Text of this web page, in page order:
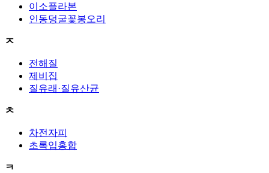
이소플라본
인동덩굴꽃봉오리
ㅈ
전해질
제비집
질유래·질유산균
ㅊ
차전자피
초록입홍합
ㅋ